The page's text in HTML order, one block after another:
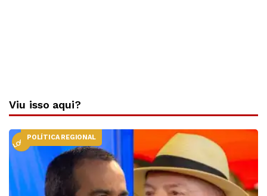
Viu isso aqui?
LOCALPOLÍTICA REGIONAL